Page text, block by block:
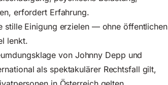
erfordert Erfahrung.
stille Einigung erzielen — ohne öffentlichen
lenkt.
von Johnny Depp und
als spektakulärer Rechtsfall gilt,